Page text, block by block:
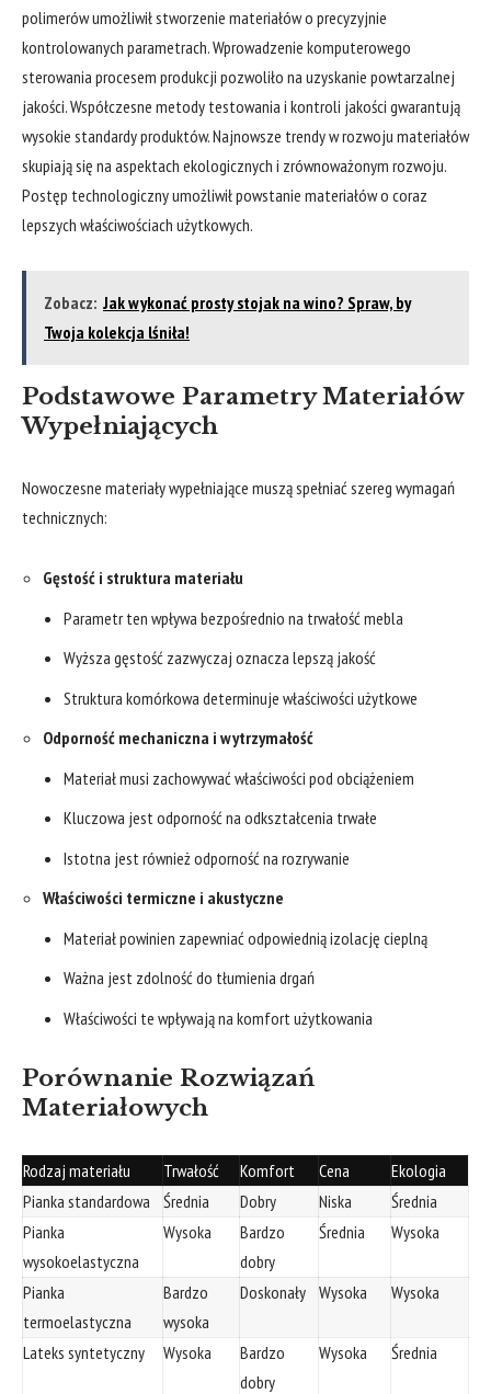
polimerów umożliwił stworzenie materiałów o precyzyjnie
kontrolowanych parametrach. Wprowadzenie komputerowego
sterowania procesem produkcji pozwoliło na uzyskanie powtarzalnej
jakości. Współczesne metody testowania i kontroli jakości gwarantują
wysokie standardy produktów. Najnowsze trendy w rozwoju materiałów
skupiają się na aspektach ekologicznych i zrównoważonym rozwoju.
Postęp technologiczny umożliwił powstanie materiałów o coraz
lepszych właściwościach użytkowych.
Zobacz: Jak wykonać prosty stojak na wino? Spraw, by
Twoja kolekcja lśniła!
Podstawowe Parametry Materiałów
Wypełniających
Nowoczesne materiały wypełniające muszą spełniać szereg wymagań
technicznych:
Gęstość i struktura materiału
Parametr ten wpływa bezpośrednio na trwałość mebla
Wyższa gęstość zazwyczaj oznacza lepszą jakość
Struktura komórkowa determinuje właściwości użytkowe
Odporność mechaniczna i wytrzymałość
Materiał musi zachowywać właściwości pod obciążeniem
Kluczowa jest odporność na odkształcenia trwałe
Istotna jest również odporność na rozrywanie
Właściwości termiczne i akustyczne
Materiał powinien zapewniać odpowiednią izolację cieplną
Ważna jest zdolność do tłumienia drgań
Właściwości te wpływają na komfort użytkowania
Porównanie Rozwiązań
Materiałowych
Rodzaj materiału Trwałość Komfort Cena
Ekologia
Pianka standardowa
Średnia Dobry Niska
Średnia
Pianka
wysokoelastyczna
Wysoka
Bardzo
dobry
Średnia Wysoka
Pianka
termoelastyczna
Bardzo
wysoka
Doskonały Wysoka Wysoka
Lateks syntetyczny Wysoka
Bardzo
dobry
Wysoka Średnia